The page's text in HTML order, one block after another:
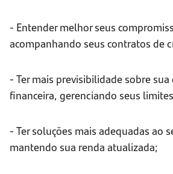
- Entender melhor seus
acompanhando seus contratos de
- Ter mais previsibilidade sobre sua
financeira, gerenciando seus
- Ter soluções mais adequadas ao
mantendo sua renda atualizada;